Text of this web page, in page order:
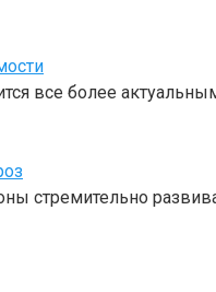
все более
стремительно